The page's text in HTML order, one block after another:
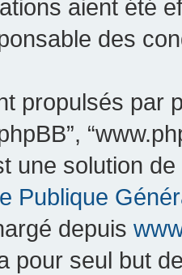
aient été
des
propulsés par
une solution
Publique
depuis
pour seul but